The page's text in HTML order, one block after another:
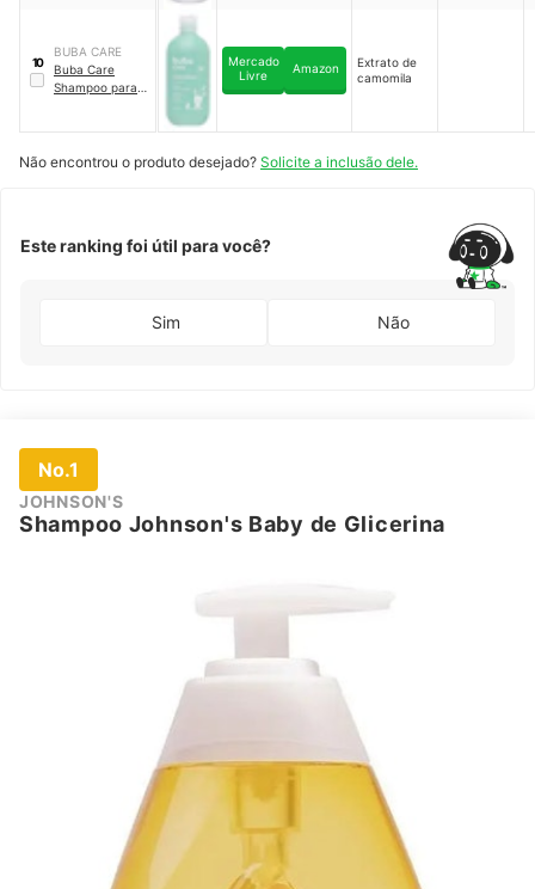
10
BUBA CARE
Buba Care
Shampoo para
Mercado
Livre
Amazon
Extrato de
camomila
Não encontrou o produto desejado? Solicite a inclusão dele.
Este ranking foi útil para você?
Sim Não
No.1
JOHNSON'S
Shampoo Johnson's Baby de Glicerina